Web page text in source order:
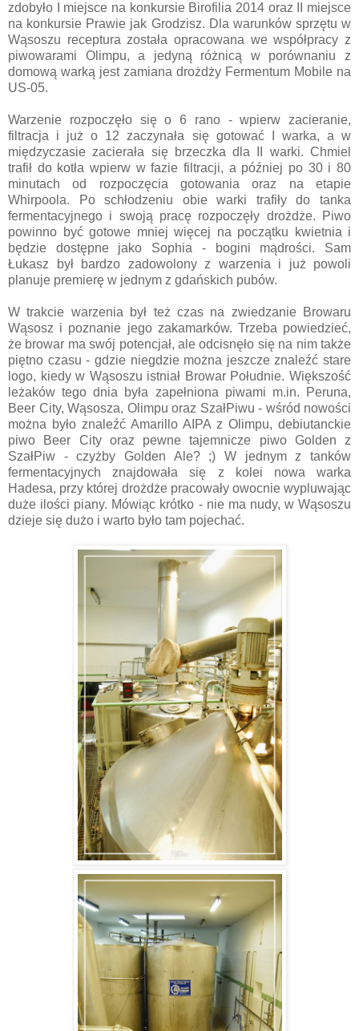
zdobyło I miejsce na konkursie Birofilia 2014 oraz II miejsce
na konkursie Prawie jak Grodzisz. Dla warunków sprzętu w
Wąsoszu receptura została opracowana we współpracy z
piwowarami Olimpu, a jedyną różnicą w porównaniu z
domową warką jest zamiana drożdży Fermentum Mobile na
US-05.
Warzenie rozpoczęło się o 6 rano - wpierw zacieranie,
filtracja i już o 12 zaczynała się gotować I warka, a w
międzyczasie zacierała się brzeczka dla II warki. Chmiel
trafił do kotła wpierw w fazie filtracji, a później po 30 i 80
minutach od rozpoczęcia gotowania oraz na etapie
Whirpoola. Po schłodzeniu obie warki trafiły do tanka
fermentacyjnego i swoją pracę rozpoczęły drożdże. Piwo
powinno być gotowe mniej więcej na początku kwietnia i
będzie dostępne jako Sophia - bogini mądrości. Sam
Łukasz był bardzo zadowolony z warzenia i już powoli
planuje premierę w jednym z gdańskich pubów.
W trakcie warzenia był też czas na zwiedzanie Browaru
Wąsosz i poznanie jego zakamarków. Trzeba powiedzieć,
że browar ma swój potencjał, ale odcisnęło się na nim także
piętno czasu - gdzie niegdzie można jeszcze znaleźć stare
logo, kiedy w Wąsoszu istniał Browar Południe. Większość
leżaków tego dnia była zapełniona piwami m.in. Peruna,
Beer City, Wąsosza, Olimpu oraz SzałPiwu - wśród nowości
można było znaleźć Amarillo AIPA z Olimpu, debiutanckie
piwo Beer City oraz pewne tajemnicze piwo Golden z
SzałPiw - czyżby Golden Ale? ;) W jednym z tanków
fermentacyjnych znajdowała się z kolei nowa warka
Hadesa, przy której drożdże pracowały owocnie wypluwając
duże ilości piany. Mówiąc krótko - nie ma nudy, w Wąsoszu
dzieje się dużo i warto było tam pojechać.